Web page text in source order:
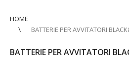
HOME
BATTERIE PER AVVITATORI
BATTERIE PER AVVITATORI